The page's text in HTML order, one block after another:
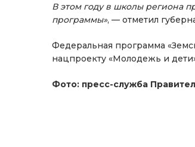
В этом году в школы региона
программы», — отметил
Федеральная программа
нацпроекту «Молодежь и
Фото: пресс-служба